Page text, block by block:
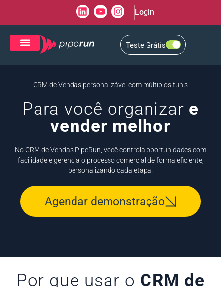
Login
Teste Grátis
CRM de Vendas personalizável com múltiplos funis
Para você organizar e
vender melhor
No CRM de Vendas PipeRun, você controla oportunidades com
facilidade e gerencia o processo comercial de forma eficiente,
personalizando cada etapa.
Agendar demonstração
Por que usar o CRM de